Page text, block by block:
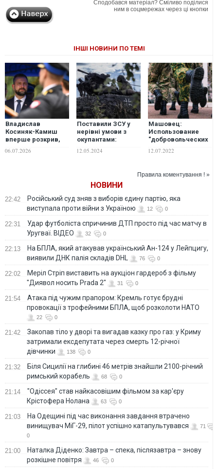
Сподобався матеріал? Сміливо поділися
ним в соцмережах через ці кнопки
ІНШІ НОВИНИ ПО ТЕМІ
Владислав
Косиняк-Камиш
вперше розкрив,
витратила на
06.07.2026
Поставили ЗСУ у
нерівні умови з
окупантами:
військову
12.05.2024
Машовец:
Использование
"добровольческих
батальонов" может
плачевно для
командования
12.07.2022
Правила коментування ! »
НОВИНИ
22:42
Російський суд зняв з виборів єдину партію, яка
виступала проти війни з Україною
12 0
22:31
Удар футболіста спричинив ДТП просто під час матчу в
Уругваї. ВІДЕО
32 0
22:13
На БПЛА, який атакував український Ан-124 у Лейпцигу,
виявили ДНК палія складів DHL
76 0
22:02
Меріл Стріп виставить на аукціон гардероб з фільму
"Диявол носить Prada 2"
31 0
21:54
Атака під чужим прапором: Кремль готує брудні
провокації з трофейними БПЛА, щоб розколоти НАТО
22 0
21:42
Закопав тіло у дворі та вигадав казку про газ: у Криму
затримали ексдепутата через смерть 12-річної
дівчинки
138 0
21:32
Біля Сицилії на глибині 46 метрів знайшли 2100-річний
римський корабель
68 0
21:14
"Одіссея" став найкасовішим фільмом за кар'єру
Крістофера Нолана
63 0
21:03
На Одещині під час виконання завдання втрачено
винищувач МіГ-29, пілот успішно катапультувався
71
0
21:00
Наталка Діденко: Завтра – спека, післязавтра – знову
розкішне повітря
46 0